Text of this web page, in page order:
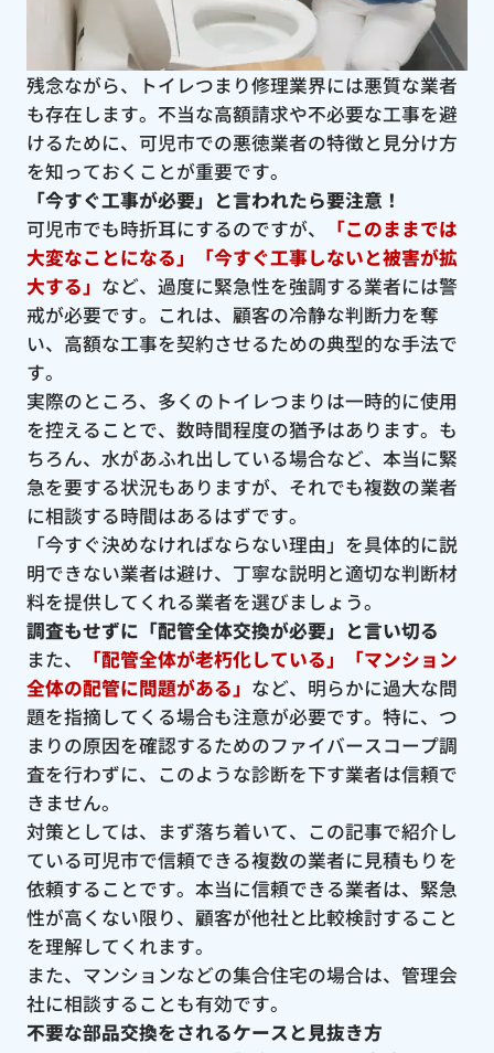
残念ながら、トイレつまり修理業界には悪質な業者
も存在します。不当な高額請求や不必要な工事を避
けるために、可児市での悪徳業者の特徴と見分け方
を知っておくことが重要です。
「今すぐ工事が必要」と言われたら要注意！
可児市でも時折耳にするのですが、
「このままでは
大変なことになる」「今すぐ工事しないと被害が拡
大する」 など、過度に緊急性を強調する業者には警
戒が必要です。これは、顧客の冷静な判断力を奪
い、高額な工事を契約させるための典型的な手法で
す。
実際のところ、多くのトイレつまりは一時的に使用
を控えることで、数時間程度の猶予はあります。も
ちろん、水があふれ出している場合など、本当に緊
急を要する状況もありますが、それでも複数の業者
に相談する時間はあるはずです。
「今すぐ決めなければならない理由」を具体的に説
明できない業者は避け、丁寧な説明と適切な判断材
料を提供してくれる業者を選びましょう。
調査もせずに「配管全体交換が必要」と言い切る
また、
「配管全体が老朽化している」「マンション
全体の配管に問題がある」 など、明らかに過大な問
題を指摘してくる場合も注意が必要です。特に、つ
まりの原因を確認するためのファイバースコープ調
査を行わずに、このような診断を下す業者は信頼で
きません。
対策としては、まず落ち着いて、この記事で紹介し
ている可児市で信頼できる複数の業者に見積もりを
依頼することです。本当に信頼できる業者は、緊急
性が高くない限り、顧客が他社と比較検討すること
を理解してくれます。
また、マンションなどの集合住宅の場合は、管理会
社に相談することも有効です。
不要な部品交換をされるケースと見抜き方